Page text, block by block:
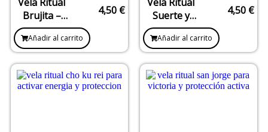
Vela Ritual
Brujita –
Empoderamiento,
Creatividad
y
Manifestación
4,50 €
Añadir al carrito
Vela Ritual
Suerte y
Fortuna –
Abundancia,
Prosperidad
y Buena
Energía
4,50 €
Añadir al carrito